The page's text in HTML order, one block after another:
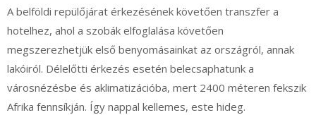
A belföldi repülőjárat érkezésének követően transzfer a
hotelhez, ahol a szobák elfoglalása követően
megszerezhetjük első benyomásainkat az országról, annak
lakóiról. Délelőtti érkezés esetén belecsaphatunk a
városnézésbe és aklimatizációba, mert 2400 méteren fekszik
Afrika fennsíkján. Így nappal kellemes, este hideg.